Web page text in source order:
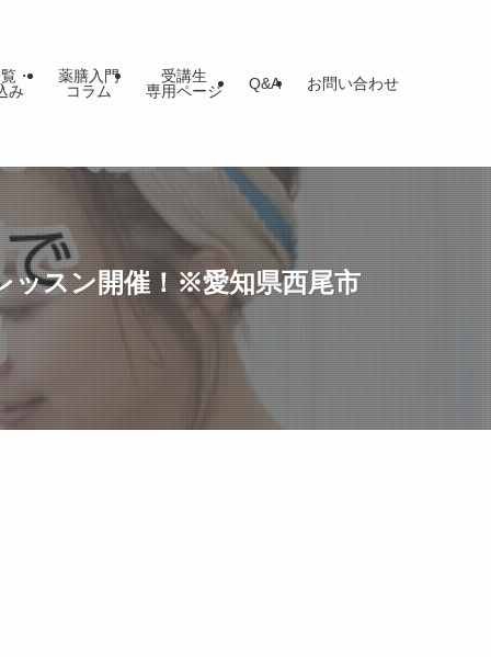
・
み
薬膳入門
コラム
受講生
専用ページ
Q&A お問い合わせ
ッスン開催！※愛知県西尾市